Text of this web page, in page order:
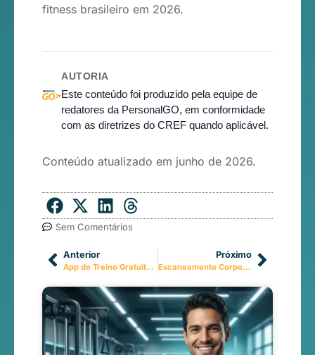
fitness brasileiro em 2026.
AUTORIA
Este conteúdo foi produzido pela equipe de
redatores da PersonalGO, em conformidade
com as diretrizes do CREF quando aplicável.
Conteúdo atualizado em junho de 2026.
Sem Comentários
Anterior
App de Treino Gratuito 2026 – Descubra a Melhor Opção Para Você!
Próximo
Escaneamento Corporal Digital: Guia Completo 2026